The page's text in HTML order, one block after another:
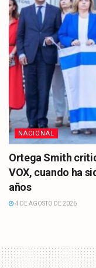
NACIONAL
Ortega Smith
VOX, cuando ha
años
4 DE AGOSTO DE 2026